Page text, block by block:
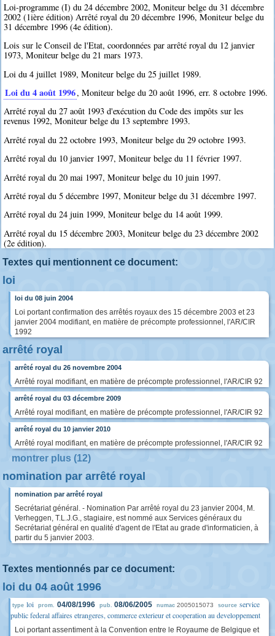
Loi-programme (I) du 24 décembre 2002, Moniteur belge du 31 décembre
2002 (1ière édition) Arrêté royal du 20 décembre 1996, Moniteur belge du
31 décembre 1996 (4e édition).
Lois sur le Conseil de l'Etat, coordonnées par arrêté royal du 12 janvier
1973, Moniteur belge du 21 mars 1973.
Loi du 4 juillet 1989, Moniteur belge du 25 juillet 1989.
Loi du 4 août 1996, Moniteur belge du 20 août 1996, err. 8 octobre 1996.
Arrêté royal du 27 août 1993 d'exécution du Code des impôts sur les
revenus 1992, Moniteur belge du 13 septembre 1993.
Arrêté royal du 22 octobre 1993, Moniteur belge du 29 octobre 1993.
Arrêté royal du 10 janvier 1997, Moniteur belge du 11 février 1997.
Arrêté royal du 20 mai 1997, Moniteur belge du 10 juin 1997.
Arrêté royal du 5 décembre 1997, Moniteur belge du 31 décembre 1997.
Arrêté royal du 24 juin 1999, Moniteur belge du 14 août 1999.
Arrêté royal du 15 décembre 2003, Moniteur belge du 23 décembre 2002
(2e édition).
Textes qui mentionnent ce document:
loi
loi du 08 juin 2004
Loi portant confirmation des arrêtés royaux des 15 décembre 2003 et 23
janvier 2004 modifiant, en matière de précompte professionnel, l'AR/CIR
1992
arrêté royal
arrêté royal du 26 novembre 2004
Arrêté royal modifiant, en matière de précompte professionnel, l'AR/CIR 92
arrêté royal du 03 décembre 2009
Arrêté royal modifiant, en matière de précompte professionnel, l'AR/CIR 92
arrêté royal du 10 janvier 2010
Arrêté royal modifiant, en matière de précompte professionnel, l'AR/CIR 92
montrer plus (12)
nomination par arrêté royal
nomination par arrêté royal
Secrétariat général. - Nomination Par arrêté royal du 23 janvier 2004, M.
Verheggen, T.L.J.G., stagiaire, est nommé aux Services généraux du
Secrétariat général en qualité d'agent de l'Etat au grade d'informaticien, à
partir du 5 janvier 2003.
Textes mentionnés par ce document:
loi du 04 août 1996
type loi prom. 04/08/1996 pub. 08/06/2005 numac 2005015073 source service
public federal affaires etrangeres, commerce exterieur et cooperation au developpement
Loi portant assentiment à la Convention entre le Royaume de Belgique et